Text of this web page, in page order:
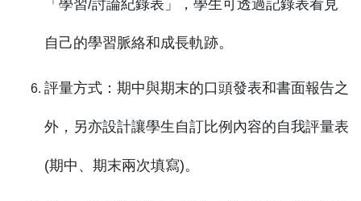
「學習/討論紀錄表」，學生可透過記錄表看見
自己的學習脈絡和成長軌跡。
評量方式：期中與期末的口頭發表和書面報告之
外，另亦設計讓學生自訂比例內容的自我評量表
(期中、期末兩次填寫)。